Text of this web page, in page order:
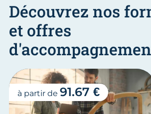
Découvrez nos
et offres
à partir de 91.67 €